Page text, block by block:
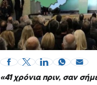
«41 χρόνια πριν, σαν